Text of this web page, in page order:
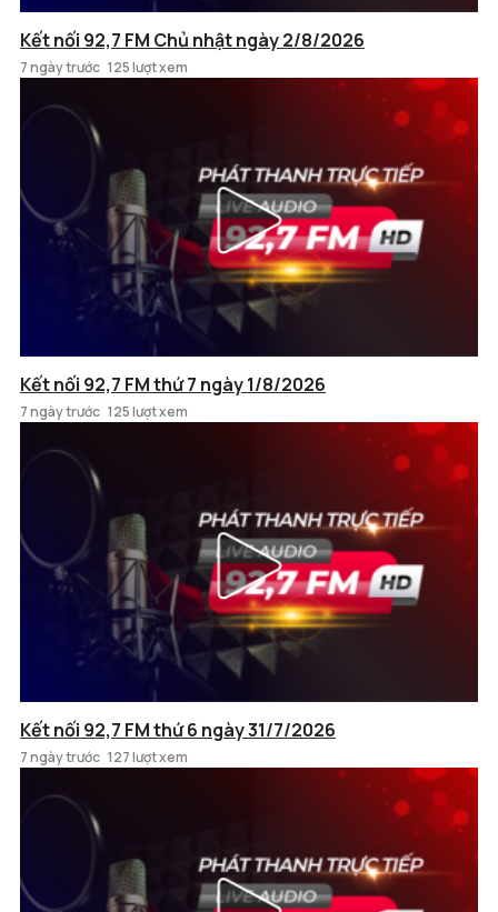
Kết nối 92,7 FM Chủ nhật ngày 2/8/2026
7 ngày trước 125 lượt xem
Kết nối 92,7 FM thứ 7 ngày 1/8/2026
7 ngày trước 125 lượt xem
Kết nối 92,7 FM thứ 6 ngày 31/7/2026
7 ngày trước 127 lượt xem